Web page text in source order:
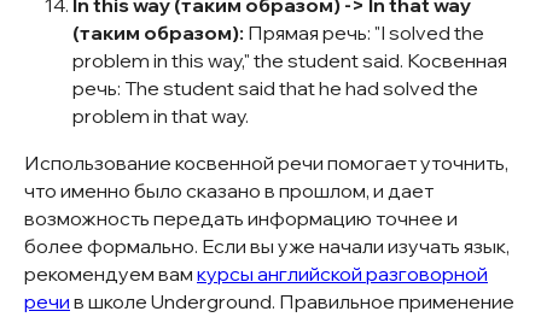
In this way (таким образом) -> In that way
(таким образом): Прямая речь: "I solved the
problem in this way," the student said. Косвенная
речь: The student said that he had solved the
problem in that way.
Использование косвенной речи помогает уточнить,
что именно было сказано в прошлом, и дает
возможность передать информацию точнее и
более формально. Если вы уже начали изучать язык,
рекомендуем вам курсы английской разговорной
речи в школе Underground. Правильное применение